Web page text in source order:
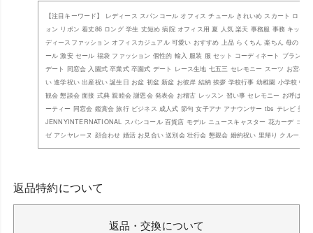
【注目キーワード】 レディース スパンコール オフィス チュール きれいめ スカート ロン
ォン リボン 着丈86 ロング 学生 丈短め 病院 オフィス用 夏 人気 楽天 事務服 事務 キッズ
ディースファッション オフィスカジュアル 可愛い おすすめ 上品 らくちん 楽ちん 母の日
ール 激安 セール 福袋 ファッション 個性的 輸入 服装 服 セット コーディネート ブランド
デート 同窓会 入園式 卒業式 卒園式 デート レース生地 七五三 セレモニー スーツ お宮参
い 進学祝い 出産祝い 誕生日 お盆 初盆 新盆 お彼岸 結納 挨拶 学校行事 幼稚園 小学校 中
観会 懇談会 面接 式典 親睦会 謝恩会 発表会 お稽古 レッスン 習い事 セレモニー お呼ばれ
ーティー 同窓会 鑑賞会 旅行 ビジネス 成人式 節句 女子アナ アナウンサー tbs テレビ 美
JENNYINTERNATIONAL スパンコール 百貨店 モデル ニュースキャスター 花カーデ ゴー
ゼ アシヤレーヌ 顔合わせ 婚活 お見合い 送別会 壮行会 懇親会 婚約祝い 里帰り クルーズ
返品特約について
返品・交換について